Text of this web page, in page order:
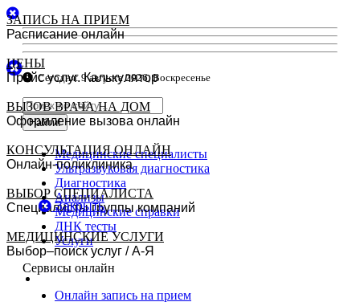
Сегодня:9 августа 2026, Воскресенье
Найти!
Медицинские специалисты
Ультразвуковая диагностика
Диагностика
Анализы
Медицинские справки
ДНК тесты
Услуги
Сервисы онлайн
Онлайн запись на прием
ЗАПИСЬ НА ПРИЕМ
Расписание онлайн
ЦЕНЫ
Прайс услуг. Калькулятор
ВЫЗОВ ВРАЧА НА ДОМ
Оформление вызова онлайн
КОНСУЛЬТАЦИЯ ОНЛАЙН
Онлайн-поликлиника
ВЫБОР СПЕЦИАЛИСТА
Специалисты группы компаний
МЕДИЦИНСКИЕ УСЛУГИ
Выбор–поиск услуг / А-Я
Закрыть